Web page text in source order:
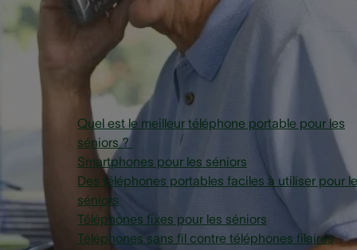
confiance comme leur téléphone fixe.
Vue générale
Quel est le meilleur téléphone portable pour les
séniors ?
Smartphones pour les séniors
Des téléphones portables faciles à utiliser pour
séniors
Téléphones fixes pour les séniors
Téléphones sans fil contre téléphones filaires